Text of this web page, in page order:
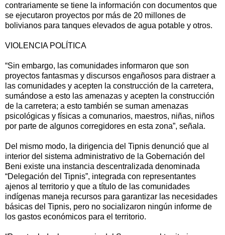
contrariamente se tiene la información con documentos que
se ejecutaron proyectos por más de 20 millones de
bolivianos para tanques elevados de agua potable y otros.
VIOLENCIA POLÍTICA
“Sin embargo, las comunidades informaron que son
proyectos fantasmas y discursos engañosos para distraer a
las comunidades y acepten la construcción de la carretera,
sumándose a esto las amenazas y acepten la construcción
de la carretera; a esto también se suman amenazas
psicológicas y físicas a comunarios, maestros, niñas, niños
por parte de algunos corregidores en esta zona”, señala.
Del mismo modo, la dirigencia del Tipnis denunció que al
interior del sistema administrativo de la Gobernación del
Beni existe una instancia descentralizada denominada
“Delegación del Tipnis”, integrada con representantes
ajenos al territorio y que a título de las comunidades
indígenas maneja recursos para garantizar las necesidades
básicas del Tipnis, pero no socializaron ningún informe de
los gastos económicos para el territorio.